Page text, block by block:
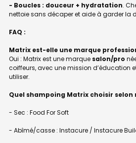
- Boucles : douceur + hydratation.
nettoie sans décaper et aide à garder la
FAQ :
Matrix est-elle une marque
Oui : Matrix est une marque salon/pro
coiffeurs, avec une mission d’éducation
utiliser.
Quel shampoing Matrix choisir selon
- Sec : Food For Soft
- Abîmé/casse : Instacure / Instacure